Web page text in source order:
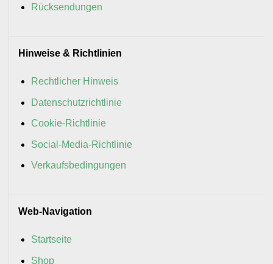
Rücksendungen
Hinweise & Richtlinien
Rechtlicher Hinweis
Datenschutzrichtlinie
Cookie-Richtlinie
Social-Media-Richtlinie
Verkaufsbedingungen
Web-Navigation
Startseite
Shop